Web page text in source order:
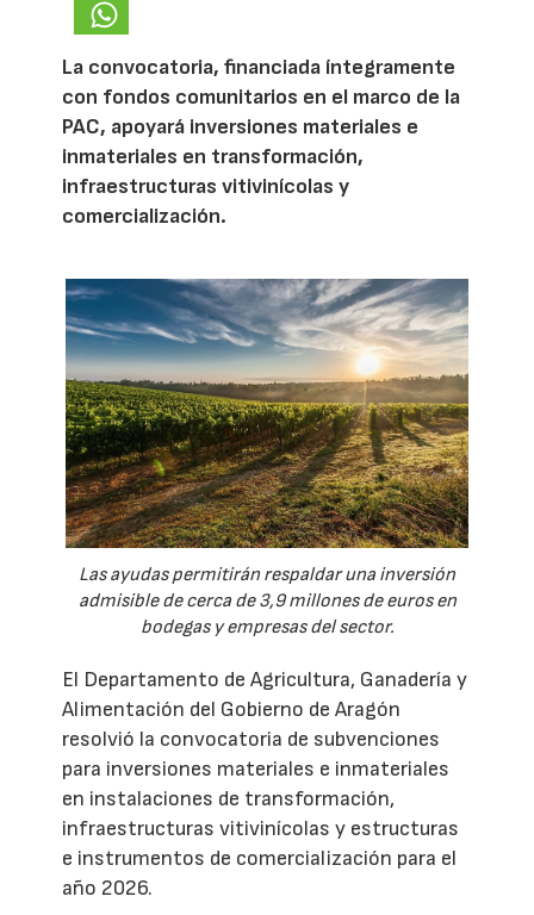
La convocatoria, financiada íntegramente
con fondos comunitarios en el marco de la
PAC, apoyará inversiones materiales e
inmateriales en transformación,
infraestructuras vitivinícolas y
comercialización.
Las ayudas permitirán respaldar una inversión
admisible de cerca de 3,9 millones de euros en
bodegas y empresas del sector.
El Departamento de Agricultura, Ganadería y
Alimentación del Gobierno de Aragón
resolvió la convocatoria de subvenciones
para inversiones materiales e inmateriales
en instalaciones de transformación,
infraestructuras vitivinícolas y estructuras
e instrumentos de comercialización para el
año 2026.